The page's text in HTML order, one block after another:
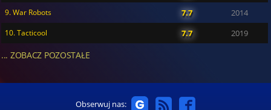
9. War Robots 7.7 2014
10. Tacticool 7.7 2019
... ZOBACZ POZOSTAŁE
Obserwuj nas: